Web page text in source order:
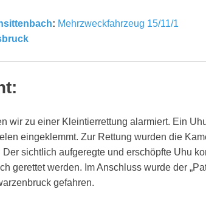
: Mehrzweckfahrzeug 15/11/1
wir zu einer Kleintierrettung alarmiert. Ein
eingeklemmt. Zur Rettung wurden die
sichtlich aufgeregte und erschöpfte Uhu
gerettet werden. Im Anschluss wurde der
gefahren.